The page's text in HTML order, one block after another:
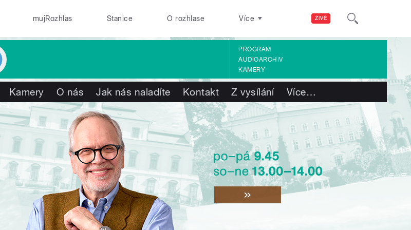
ŽIVĚ
mujRozhlas Stanice O rozhlase Více
PROGRAM
AUDIOARCHIV
KAMERY
Kamery O nás Jak nás naladíte Kontakt Z vysílání Více…